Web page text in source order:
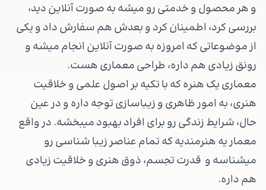
و هر محصول و خدمتی رو میشه به صورت آنلاین دید،
بررسی کرد، اطمینان کرد و بعدش هم سفارش داد و یکی
از موضوعاتی که امروزه به صورت آنلاین انجام میشه و
رونق زیادی هم داره، طراحی معماری هست.
معماری یک هنره که با تکیه بر اصول علمی و خلاقیت
هنری، به امور ظاهری و زیباسازی توجه داره و در عین
حال، شرایط زندگی رو برای افراد بهبود میبخشه. در واقع
معمار یه هنرمندیه که تمام عناصر زیبا شناسی رو
میشناسه و قدرت تجسم، ذوق هنری و خلاقیت زیادی
هم داره.